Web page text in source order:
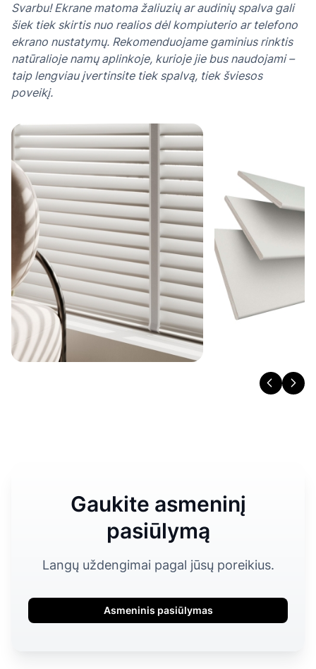
Svarbu! Ekrane matoma žaliuzių ar audinių spalva gali
šiek tiek skirtis nuo realios dėl kompiuterio ar telefono
ekrano nustatymų. Rekomenduojame gaminius rinktis
natūralioje namų aplinkoje, kurioje jie bus naudojami –
taip lengviau įvertinsite tiek spalvą, tiek šviesos
poveikį.
Gaukite asmeninį
pasiūlymą
Langų uždengimai pagal jūsų poreikius.
Asmeninis pasiūlymas